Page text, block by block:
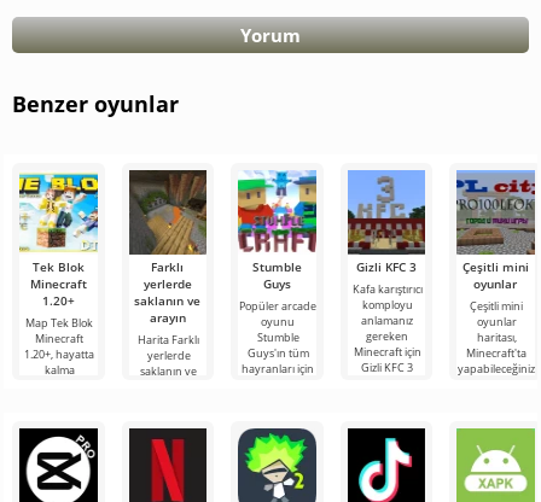
Yorum
Benzer oyunlar
Tek Blok
Minecraft
1.20+
Map Tek Blok
Minecraft
1.20+, hayatta
kalma
Minecraft
Farklı
yerlerde
saklanın ve
arayın
Harita Farklı
yerlerde
saklanın ve
bir haritadır ve
Stumble
Guys
Popüler arcade
oyunu
Stumble
Guys'ın tüm
hayranları için
Gizli KFC 3
Kafa karıştırıcı
komployu
anlamanız
gereken
Minecraft için
Gizli KFC 3
Çeşitli mini
oyunlar
Çeşitli mini
oyunlar
haritası,
Minecraft'ta
yapabileceğiniz